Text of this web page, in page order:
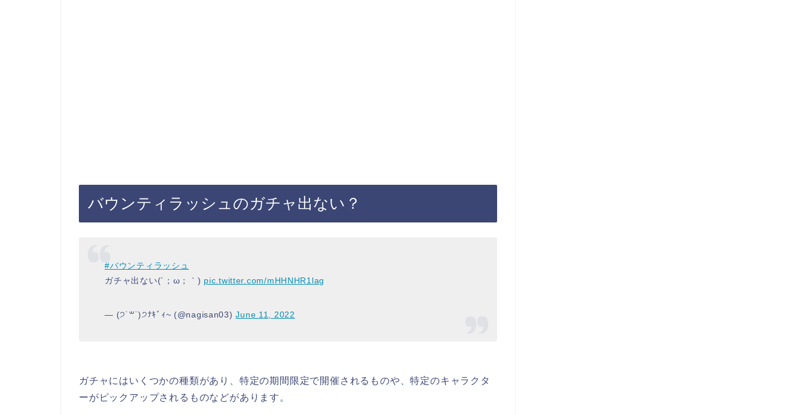
バウンティラッシュのガチャ出ない？
#バウンティラッシュ
ガチャ出ない(´；ω；｀) pic.twitter.com/mHHNHR1lag
— (੭˙꒳​˙)੭ﾅｷﾞｨ~ (@nagisan03)June 11, 2022
ガチャにはいくつかの種類があり、特定の期間限定で開催されるものや、特定のキャラクタ
ーがピックアップされるものなどがあります。